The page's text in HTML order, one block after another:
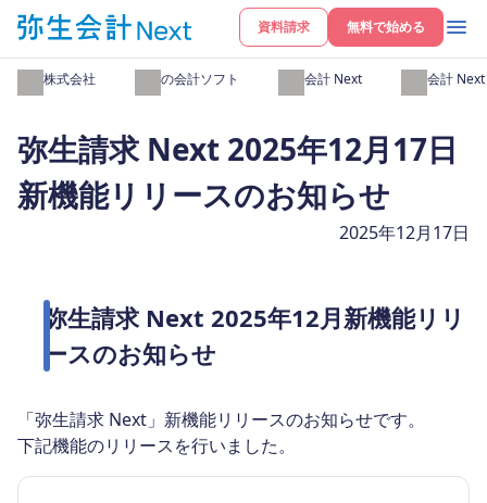
無料で始める
資料請求
弥生株式会社 弥生の会計ソフト 弥生会計 Next 弥生会計
弥生請求 Next 2025年12月17日
新機能リリースのお知らせ
2025年12月17日
弥生請求 Next 2025年12月新機能リリ
ースのお知らせ
「弥生請求 Next」新機能リリースのお知らせです。
下記機能のリリースを行いました。